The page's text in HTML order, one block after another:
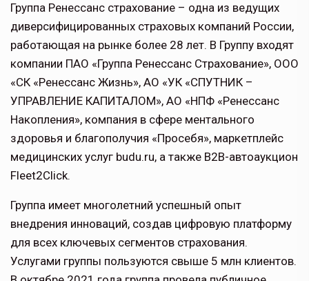
Группа Ренессанс страхование – одна из ведущих
диверсифицированных страховых компаний России,
работающая на рынке более 28 лет. В Группу входят
компании ПАО «Группа Ренессанс Страхование», ООО
«СК «Ренессанс Жизнь», АО «УК «СПУТНИК –
УПРАВЛЕНИЕ КАПИТАЛОМ», АО «НПФ «Ренессанс
Накопления», компания в сфере ментального
здоровья и благополучия «Просебя», маркетплейс
медицинских услуг budu.ru, а также B2B-автоаукцион
Fleet2Click.
Группа имеет многолетний успешный опыт
внедрения инноваций, создав цифровую платформу
для всех ключевых сегментов страхования.
Услугами группы пользуются свыше 5 млн клиентов.